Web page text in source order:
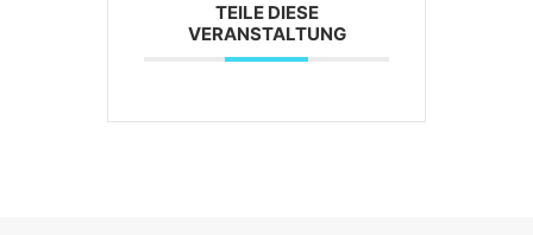
TEILE DIESE
VERANSTALTUNG